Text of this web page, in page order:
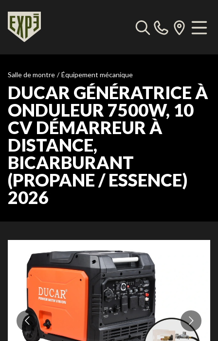
Salle de montre / Équipement mécanique
DUCAR GÉNÉRATRICE À
ONDULEUR 7500W, 10
CV DÉMARREUR À
DISTANCE,
BICARBURANT
(PROPANE / ESSENCE)
2026